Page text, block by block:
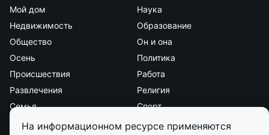
На информационном ресурсе применяются
Мой дом
Наука
Недвижимость
Образование
Общество
Он и она
Осень
Политика
Происшествия
Работа
Развлечения
Религия
Семья
Спорт
Стиль и красота
Страна и мир